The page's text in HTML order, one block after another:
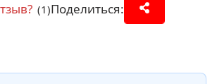
(1)Поделиться: